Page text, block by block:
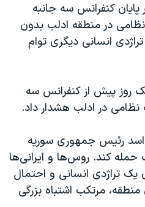
پایان کنفرانس سه جانبه
در منطقه ادلب بدون
انسانی دیگری توام
روز پیش از کنفرانس سه
نظامی در ادلب هشدار داد.
اسد رئیس جمهوری سوریه
حمله کند. روس‌ها و ایرانی‌ها
یک تراژدی انسانی و احتمال
مرتکب اشتباه بزرگی